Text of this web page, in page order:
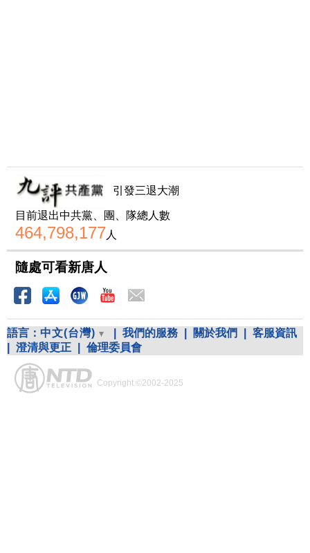
引發三退大潮
目前退出中共黨、團、隊總人數
464,798,177人
隨處可看新唐人
語言： 中文(台灣) 我們的服務 關於我們
客服資訊
澄清與更正 倫理委員會
Copyright ©2002-2025